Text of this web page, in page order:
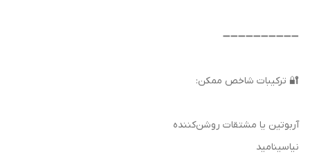
➖➖➖➖➖➖➖➖➖➖
🔐 ترکیبات شاخص ممکن:
آربوتین یا مشتقات روشن‌کننده
نیاسینامید